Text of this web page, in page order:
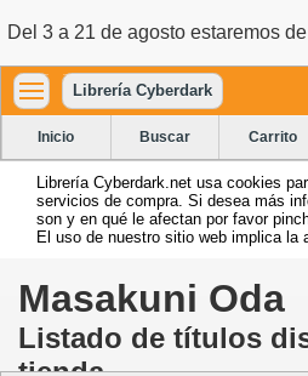
Del 3 a 21 de agosto estaremos
Librería Cyberdark
Inicio Buscar Carrito
Librería Cyberdark.net usa cookies
servicios de compra. Si desea más
son y en qué le afectan por favor
El uso de nuestro sitio web implica la
Masakuni Oda
Listado de títulos